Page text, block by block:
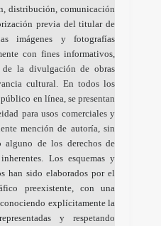
distribución, comunicación
previa del titular de
imágenes y fotografías
con fines informativos,
la divulgación de obras
cultural. En todos los
en línea, se presentan
para usos comerciales y
mención de autoría, sin
alguno de los derechos de
Los esquemas y
han sido elaborados por el
preexistente, con una
explícitamente la
y respetando